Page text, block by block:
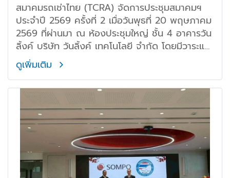
สมาคมรถเช่าไทย (TCRA) จัดการประชุมสมาคมฯ
ประจำปี 2569 ครั้งที่ 2 เมื่อวันพุธที่ 20 พฤษภาคม
2569 ที่ผ่านมา ณ ห้องประชุมใหญ่ ชั้น 4 อาคารวัน
ลิ้งค์ บริษัท วันลิ้งค์ เทคโนโลยี จำกัด โดยมีวาระและ
กิจกรรมสำคัญดังนี้
ดูเพิ่มเติม